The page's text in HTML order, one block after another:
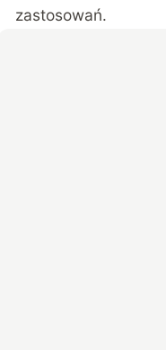
zastosowań.